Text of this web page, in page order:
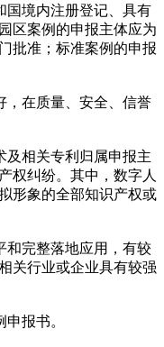
境内注册登记、具有
区案例的申报主体应为
批准；标准案例的申报
在质量、安全、信誉
相关专利归属申报主
权纠纷。其中，数字人
形象的全部知识产权或
完整落地应用，有较
关行业或企业具有较强
报书。